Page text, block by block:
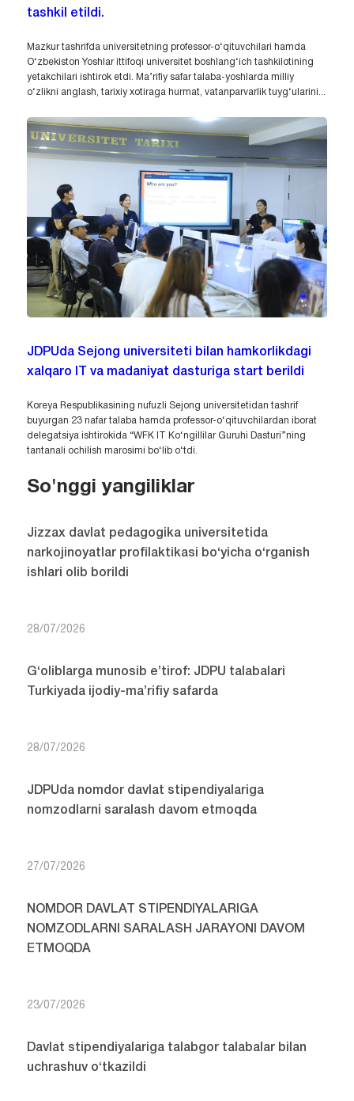
tashkil etildi.
Mazkur tashrifda universitetning professor-o‘qituvchilari hamda
O‘zbekiston Yoshlar ittifoqi universitet boshlang‘ich tashkilotining
yetakchilari ishtirok etdi. Ma’rifiy safar talaba-yoshlarda milliy
o‘zlikni anglash, tarixiy xotiraga hurmat, vatanparvarlik tuyg‘ularini...
JDPUda Sejong universiteti bilan hamkorlikdagi
xalqaro IT va madaniyat dasturiga start berildi
Koreya Respublikasining nufuzli Sejong universitetidan tashrif
buyurgan 23 nafar talaba hamda professor-o‘qituvchilardan iborat
delegatsiya ishtirokida “WFK IT Ko‘ngillilar Guruhi Dasturi”ning
tantanali ochilish marosimi bo‘lib o‘tdi.
So'nggi yangiliklar
Jizzax davlat pedagogika universitetida
narkojinoyatlar profilaktikasi bo‘yicha o‘rganish
ishlari olib borildi
28/07/2026
G‘oliblarga munosib e’tirof: JDPU talabalari
Turkiyada ijodiy-ma’rifiy safarda
28/07/2026
JDPUda nomdor davlat stipendiyalariga
nomzodlarni saralash davom etmoqda
27/07/2026
NOMDOR DAVLAT STIPENDIYALARIGA
NOMZODLARNI SARALASH JARAYONI DAVOM
ETMOQDA
23/07/2026
Davlat stipendiyalariga talabgor talabalar bilan
uchrashuv o‘tkazildi